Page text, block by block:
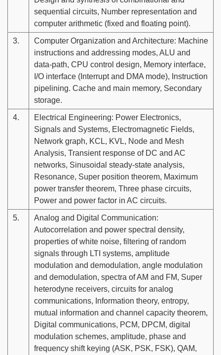
sequential circuits, Number representation and
computer arithmetic (fixed and floating point).
3.
Computer Organization and Architecture: Machine
instructions and addressing modes, ALU and
data-path, CPU control design, Memory interface,
I/O interface (Interrupt and DMA mode), Instruction
pipelining. Cache and main memory, Secondary
storage.
4.
Electrical Engineering: Power Electronics,
Signals and Systems, Electromagnetic Fields,
Network graph, KCL, KVL, Node and Mesh
Analysis, Transient response of DC and AC
networks, Sinusoidal steady-state analysis,
Resonance, Super position theorem, Maximum
power transfer theorem, Three phase circuits,
Power and power factor in AC circuits.
5.
Analog and Digital Communication:
Autocorrelation and power spectral density,
properties of white noise, filtering of random
signals through LTI systems, amplitude
modulation and demodulation, angle modulation
and demodulation, spectra of AM and FM, Super
heterodyne receivers, circuits for analog
communications, Information theory, entropy,
mutual information and channel capacity theorem,
Digital communications, PCM, DPCM, digital
modulation schemes, amplitude, phase and
frequency shift keying (ASK, PSK, FSK), QAM,